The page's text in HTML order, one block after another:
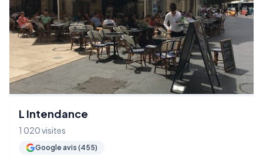
L Intendance
1 020 visites
Google avis (455)